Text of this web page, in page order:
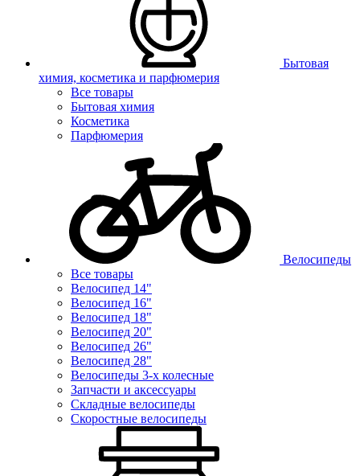
Бытовая
химия, косметика и парфюмерия
Все товары
Бытовая химия
Косметика
Парфюмерия
Велосипеды
Все товары
Велосипед 14"
Велосипед 16"
Велосипед 18"
Велосипед 20"
Велосипед 26"
Велосипед 28"
Велосипеды 3-х колесные
Запчасти и аксессуары
Складные велосипеды
Скоростные велосипеды